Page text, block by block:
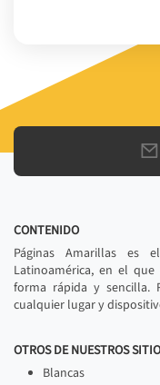
CONTENIDO
Páginas Amarillas es
Latinoamérica, en el
forma rápida y sencilla.
cualquier lugar y
OTROS DE NUESTROS
Blancas